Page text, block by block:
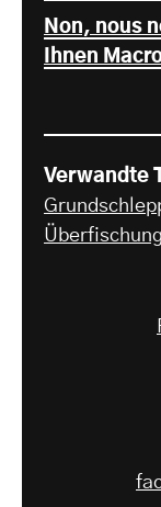
Non, nous
Ihnen
Verwandte
Überfischung